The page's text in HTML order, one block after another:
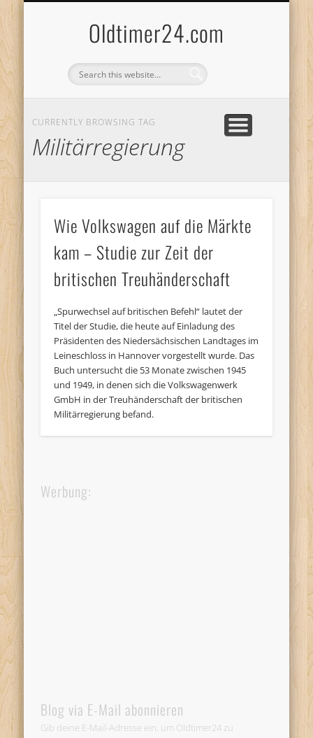
Oldtimer24.com
CURRENTLY BROWSING TAG
Militärregierung
Wie Volkswagen auf die Märkte
kam – Studie zur Zeit der
britischen Treuhänderschaft
„Spurwechsel auf britischen Befehl“ lautet der
Titel der Studie, die heute auf Einladung des
Präsidenten des Niedersächsischen Landtages im
Leineschloss in Hannover vorgestellt wurde. Das
Buch untersucht die 53 Monate zwischen 1945
und 1949, in denen sich die Volkswagenwerk
GmbH in der Treuhänderschaft der britischen
Militärregierung befand.
Werbung:
Blog via E-Mail abonnieren
Gib deine E-Mail-Adresse ein, um Oldtimer24 zu